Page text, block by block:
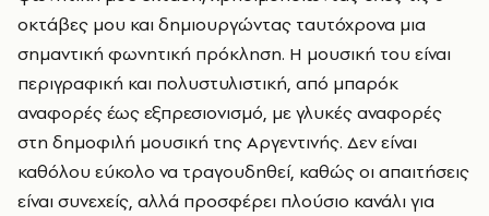
οκτάβες μου και δημιουργώντας ταυτόχρονα μια
σημαντική φωνητική πρόκληση. Η μουσική του είναι
περιγραφική και πολυστυλιστική, από μπαρόκ
αναφορές έως εξπρεσιονισμό, με γλυκές αναφορές
στη δημοφιλή μουσική της Αργεντινής. Δεν είναι
καθόλου εύκολο να τραγουδηθεί, καθώς οι απαιτήσεις
είναι συνεχείς, αλλά προσφέρει πλούσιο κανάλι για